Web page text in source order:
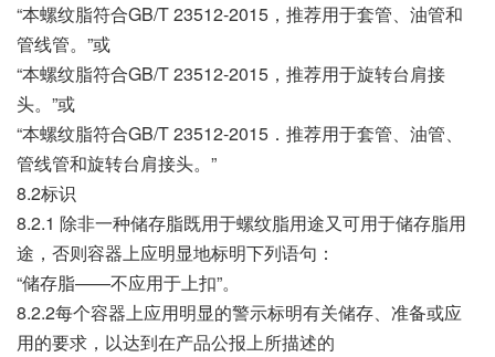
“本螺纹脂符合GB/T 23512-2015，推荐用于套管、油管和
管线管。”或
“本螺纹脂符合GB/T 23512-2015，推荐用于旋转台肩接
头。”或
“本螺纹脂符合GB/T 23512-2015．推荐用于套管、油管、
管线管和旋转台肩接头。”
8.2标识
8.2.1 除非一种储存脂既用于螺纹脂用途又可用于储存脂用
途，否则容器上应明显地标明下列语句：
“储存脂——不应用于上扣”。
8.2.2每个容器上应用明显的警示标明有关储存、准备或应
用的要求，以达到在产品公报上所描述的